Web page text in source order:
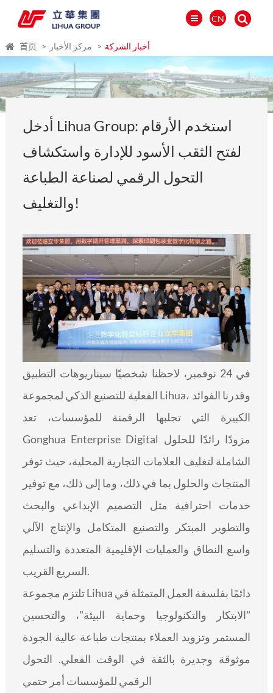
CN
PORTUGUÉS
PYCCKИЙ
ITALIANO
ESPAÑOL
DEUTSCH
FRANÇAIS
글로벌
日本語
ENGLISH
中文
首页 مركز الأخبار أخبار الشركة
أدخل Lihua Group: استخدم الأرقام
لفتح الثقب الأسود للإدارة واستكشاف
التحول الرقمي لصناعة الطباعة
والتغليف!
في 24 نوفمبر، لاحظنا شخصيًا سيناريوهات التطبيق
الفعلية للتصنيع الذكي لمجموعة Lihua، وقدرنا الفوائد
الكبيرة التي تجلبها الرقمنة للمؤسسات، تعد
Gonghua Enterprise Digital مزودًا رائدًا للحلول
الشاملة لتغليف العلامات التجارية المحلية، حيث توفر
المنتجات والحلول بما في ذلك، وما إلى ذلك، مع توفير
خدمات احترافية مثل التصميم الإبداعي والبحث
والتطوير المبتكر والتصنيع المتكامل والإنتاج الآلي
واسع النطاق والعمليات الإقليمية المتعددة والتسليم
السريع القريب.
تلتزم مجموعة Lihua دائمًا بفلسفة العمل المتمثلة في
"الابتكار والتكنولوجيا وحماية البيئة"، والتحسين
المستمر وتزويد العملاء بمنتجات طباعة عالية الجودة
موثوقة وجديرة بالثقة في الوقت الفعلي. التحول
الرقمي للمؤسسات أمر حتمي